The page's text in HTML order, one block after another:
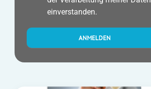
einverstanden.